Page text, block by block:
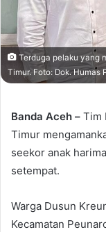
Terduga pelaku yang
Timur. Foto: Dok. Humas
Banda Aceh – Tim
Timur
seekor anak
setempat.
Warga Dusun
Kecamatan